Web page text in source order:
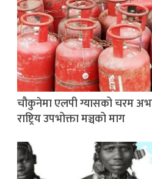
चौकुनेमा एलपी ग्यासको चरम
राष्ट्रिय उपभोक्ता मञ्चको माग